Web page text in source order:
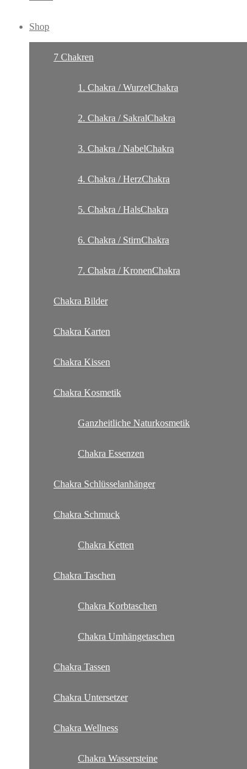
Shop
7 Chakren
1. Chakra / WurzelChakra
2. Chakra / SakralChakra
3. Chakra / NabelChakra
4. Chakra / HerzChakra
5. Chakra / HalsChakra
6. Chakra / StirnChakra
7. Chakra / KronenChakra
Chakra Bilder
Chakra Karten
Chakra Kissen
Chakra Kosmetik
Ganzheitliche Naturkosmetik
Chakra Essenzen
Chakra Schlüsselanhänger
Chakra Schmuck
Chakra Ketten
Chakra Taschen
Chakra Korbtaschen
Chakra Umhängetaschen
Chakra Tassen
Chakra Untersetzer
Chakra Wellness
Chakra Wassersteine